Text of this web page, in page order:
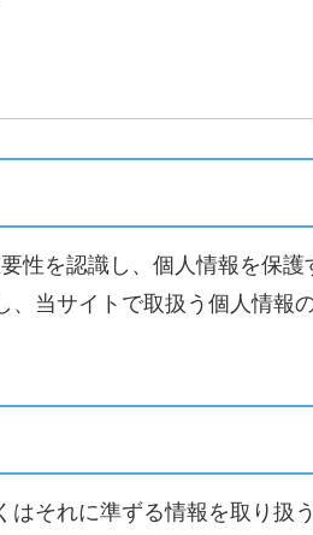
性を認識し、個人情報を保護
当サイトで取扱う個人情報
それに準ずる情報を取り扱